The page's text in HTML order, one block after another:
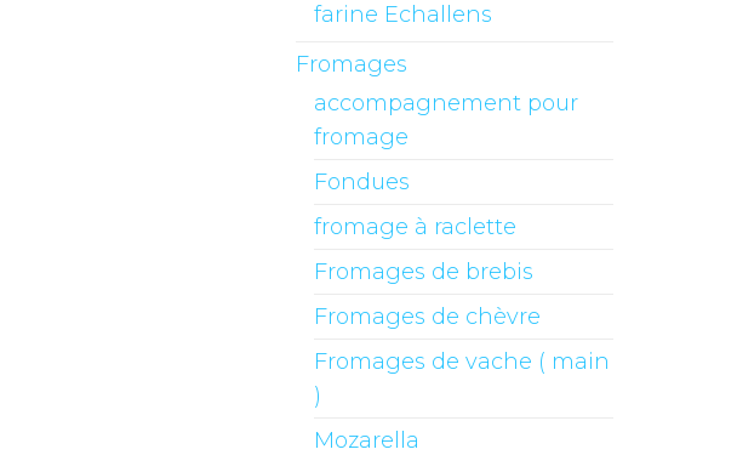
farine Echallens
Fromages
accompagnement pour
fromage
Fondues
fromage à raclette
Fromages de brebis
Fromages de chèvre
Fromages de vache ( main
)
Mozarella